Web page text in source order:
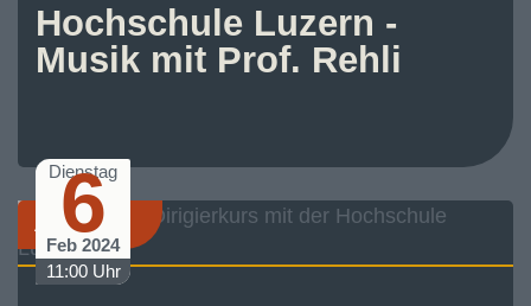
Hochschule Luzern -
Musik mit Prof. Rehli
Akademie
Dienstag
6
Feb 2024
11:00 Uhr